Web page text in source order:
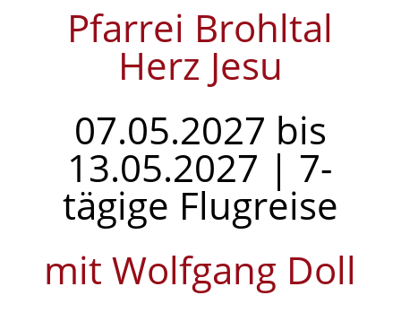
Pfarrei Brohltal
Herz Jesu
07.05.2027 bis
13.05.2027 | 7-
tägige Flugreise
mit Wolfgang Doll